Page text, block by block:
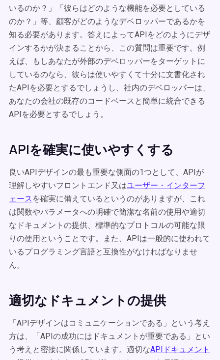
いるのか？」「彼らはどのような機能を必要としている
のか？」等、顧客がどのようなデベロッパーであるかを
知る必要があります。答えによってAPIをどのようにデザ
インするかが決まることから、この質問は重要です。例
えば、もしあなたが外部のデベロッパーをターゲットに
しているのなら、彼らは使いやすくて十分に文書化され
たAPIを必要とするでしょうし、社内のデベロッパーは、
あなたの会社の既存のコードベースと簡単に統合できる
APIを必要とするでしょう。
APIを確実に使いやすくする
良いAPIデザインの最も重要な側面の1つとして、APIが
理解しやすいフロントエンド又はユーザー・インターフ
ェース を確実に備えているというのがありますが、これ
は関数やパラメータへの明確で簡潔な名前の使用や適切
なドキュメントの提供、標準的なプロトコルの可能な限
りの使用ということです。また、APIは一般的に使われて
いるプログラミング言語と互換性がなければなりませ
ん。
適切なドキュメントの提供
「APIデザインはコミュニケーションである」という考え
方は、「APIの成功にはドキュメントが重要である」とい
う考えと密接に関係しています。適切なAPIドキュメント